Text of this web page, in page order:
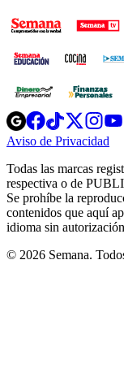
Opens
in
new
Opens
in
new
Opens
in
new
window
new
Aviso de Privacidad
Todas las marcas
respectiva o de
Se prohíbe la
contenidos que aquí
idioma sin
© 2026 Semana.